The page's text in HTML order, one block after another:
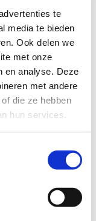
te
media te bieden
Ook delen we
met onze
en analyse. Deze
met andere
die ze hebben
hun services.